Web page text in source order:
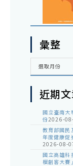
彙整
彙
選取月份
近期
國立臺南大
份2026-
教育部國民
年度健康促
2026-08-
國立高雄科
模創客大賽」